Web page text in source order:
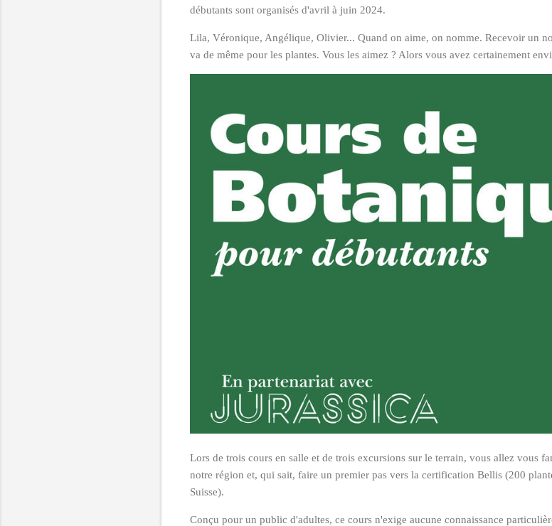
débutants sont organisés d'avril à juin 2024.
Lila, Véronique, Angélique, Olivier... Quand on aime, on nomme. Recevoir un
va de même pour les plantes. Vous les aimez ? Alors vous avez certainement
Lors de trois cours en salle et de trois excursions sur le terrain, vous allez vous
notre région et, qui sait, faire un premier pas vers la certification Bellis (200
Suisse).
Conçu pour un public d'adultes, ce cours n'exige aucune connaissance